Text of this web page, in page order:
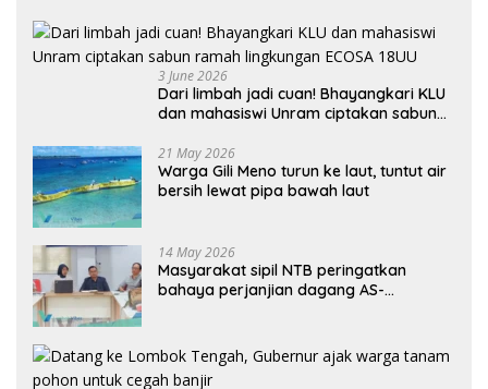
3 June 2026
Dari limbah jadi cuan! Bhayangkari KLU
dan mahasiswi Unram ciptakan sabun
21 May 2026
Warga Gili Meno turun ke laut, tuntut air
bersih lewat pipa bawah laut
14 May 2026
Masyarakat sipil NTB peringatkan
bahaya perjanjian dagang AS-